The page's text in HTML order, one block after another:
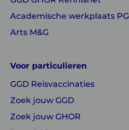
Nederland
Nederland
Academische werkplaats PG
Arts M&G
Voor particulieren
GGD Reisvaccinaties
Zoek jouw GGD
Zoek jouw GHOR